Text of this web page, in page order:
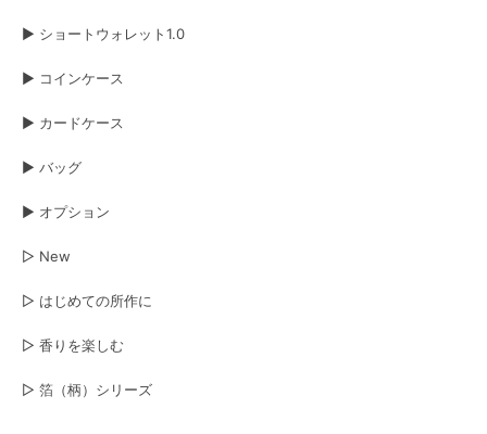
▶︎ ショートウォレット1.0
▶︎ コインケース
▶︎ カードケース
▶︎ バッグ
▶︎ オプション
▷ New
▷ はじめての所作に
▷ 香りを楽しむ
▷ 箔（柄）シリーズ